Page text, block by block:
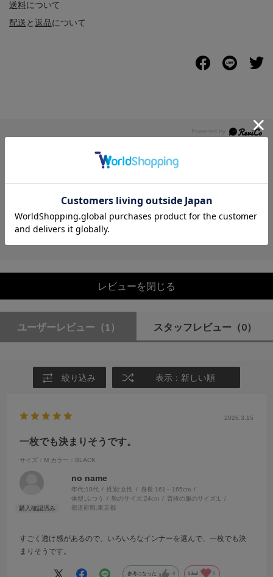
送料について
配送と返品について
5.0
レビュー件数：1
レビューを閉じる
ユーザーレビュー （1） スタッフレビュー （0）
絞り込み 表示：新しい順
2026.3.15
一枚でも決まりそうです。
サイズ：M カラー：BLACK
no name
年代:10代 性別:女性 身長:161～165cm
体型: ふつう 靴のサイズ:24cm 普段の服のサイズ:L
都道府県:東京都
すごく透け感があるので、いろいろなインナーを選んで、一枚でも決
まりそうです。
参考になった 0 Like! 0